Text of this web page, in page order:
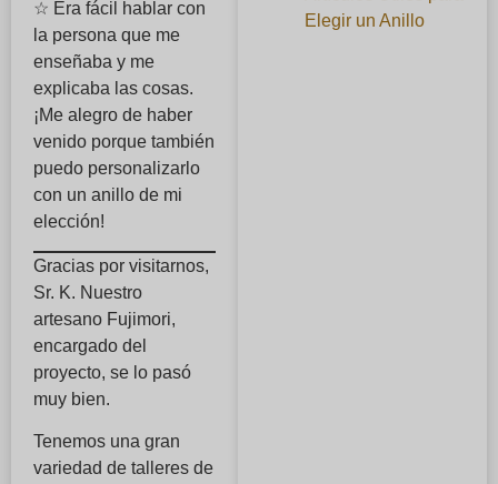
☆ Era fácil hablar con
la persona que me
enseñaba y me
explicaba las cosas.
¡Me alegro de haber
venido porque también
puedo personalizarlo
con un anillo de mi
elección!
Gracias por visitarnos,
Sr. K. Nuestro
artesano Fujimori,
encargado del
proyecto, se lo pasó
muy bien.
Tenemos una gran
variedad de talleres de
Elegir un Anillo